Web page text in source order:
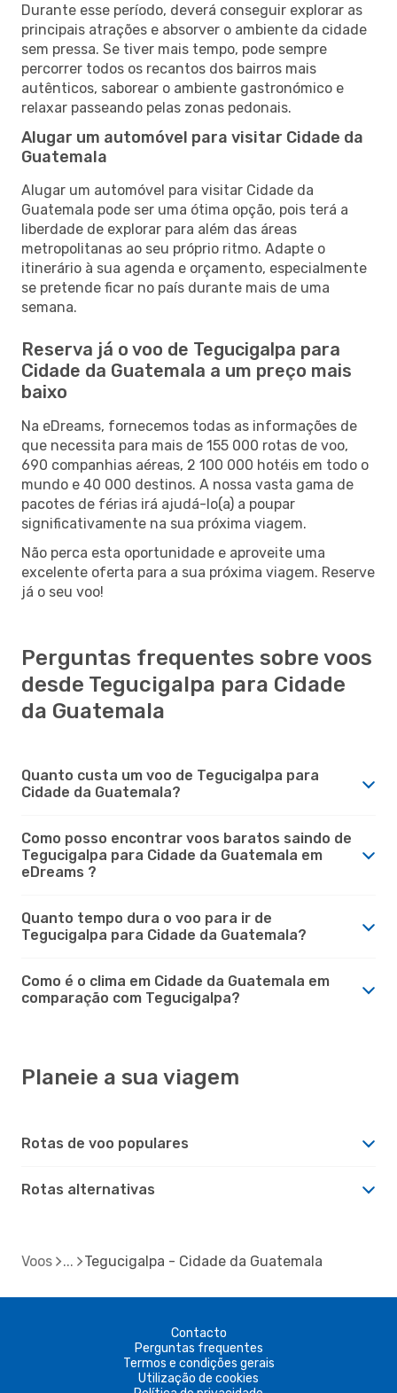
Durante esse período, deverá conseguir explorar as
principais atrações e absorver o ambiente da cidade
sem pressa. Se tiver mais tempo, pode sempre
percorrer todos os recantos dos bairros mais
autênticos, saborear o ambiente gastronómico e
relaxar passeando pelas zonas pedonais.
Alugar um automóvel para visitar Cidade da
Guatemala
Alugar um automóvel para visitar Cidade da
Guatemala pode ser uma ótima opção, pois terá a
liberdade de explorar para além das áreas
metropolitanas ao seu próprio ritmo. Adapte o
itinerário à sua agenda e orçamento, especialmente
se pretende ficar no país durante mais de uma
semana.
Reserva já o voo de Tegucigalpa para
Cidade da Guatemala a um preço mais
baixo
Na eDreams, fornecemos todas as informações de
que necessita para mais de 155 000 rotas de voo,
690 companhias aéreas, 2 100 000 hotéis em todo o
mundo e 40 000 destinos. A nossa vasta gama de
pacotes de férias irá ajudá-lo(a) a poupar
significativamente na sua próxima viagem.
Não perca esta oportunidade e aproveite uma
excelente oferta para a sua próxima viagem. Reserve
já o seu voo!
Perguntas frequentes sobre voos
desde Tegucigalpa para Cidade
da Guatemala
Quanto custa um voo de Tegucigalpa para
Cidade da Guatemala?
Como posso encontrar voos baratos saindo de
Tegucigalpa para Cidade da Guatemala em
eDreams ?
Quanto tempo dura o voo para ir de
Tegucigalpa para Cidade da Guatemala?
Como é o clima em Cidade da Guatemala em
comparação com Tegucigalpa?
Planeie a sua viagem
Rotas de voo populares
Rotas alternativas
Voos Tegucigalpa - Cidade da Guatemala
Contacto
Perguntas frequentes
Termos e condições gerais
Utilização de cookies